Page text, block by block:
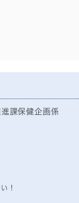
課保健企画係
！